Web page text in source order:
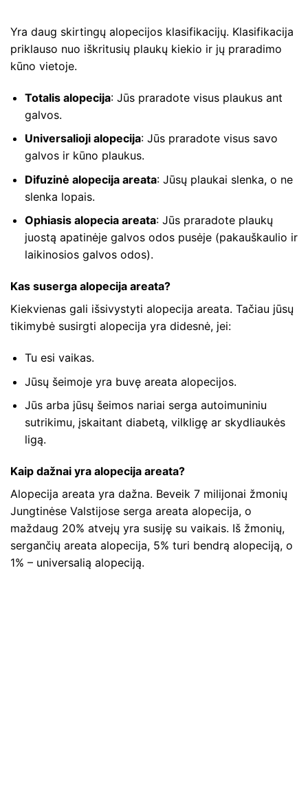
Yra daug skirtingų alopecijos klasifikacijų. Klasifikacija
priklauso nuo iškritusių plaukų kiekio ir jų praradimo
kūno vietoje.
Totalis alopecija: Jūs praradote visus plaukus ant
galvos.
Universalioji alopecija: Jūs praradote visus savo
galvos ir kūno plaukus.
Difuzinė alopecija areata: Jūsų plaukai slenka, o ne
slenka lopais.
Ophiasis alopecia areata: Jūs praradote plaukų
juostą apatinėje galvos odos pusėje (pakauškaulio ir
laikinosios galvos odos).
Kas suserga alopecija areata?
Kiekvienas gali išsivystyti alopecija areata. Tačiau jūsų
tikimybė susirgti alopecija yra didesnė, jei:
Tu esi vaikas.
Jūsų šeimoje yra buvę areata alopecijos.
Jūs arba jūsų šeimos nariai serga autoimuniniu
sutrikimu, įskaitant diabetą, vilkligę ar skydliaukės
ligą.
Kaip dažnai yra alopecija areata?
Alopecija areata yra dažna. Beveik 7 milijonai žmonių
Jungtinėse Valstijose serga areata alopecija, o
maždaug 20% ​​atvejų yra susiję su vaikais. Iš žmonių,
sergančių areata alopecija, 5% turi bendrą alopeciją, o
1% – universalią alopeciją.